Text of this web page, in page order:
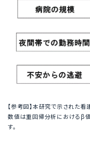
【参考図】本研究で示された
数値は重回帰分析におけるβ
す。